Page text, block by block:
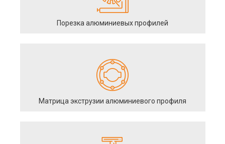
Порезка алюминиевых профилей
Матрица экструзии алюминиевого профиля